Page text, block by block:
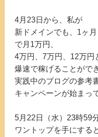
4月23日から、私が
新ドメインでも、1ヶ月
で月1万円、
4万円、7万円、12万円
爆速で稼げることがで
実践中のブログの参考
キャンペーンが始まっ
5月22日（水）23時59
ワントップを手にする